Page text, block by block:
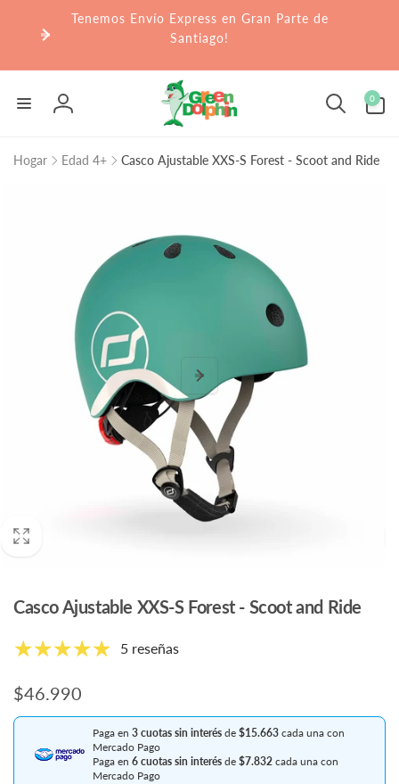
contenido
Tenemos Envío Express en Gran Parte de
Santiago!
Iniciar
0
artículos
Hogar Edad 4+ Casco Ajustable XXS-S Forest - Scoot and Ride
Casco Ajustable XXS-S Forest - Scoot and Ride
5 reseñas
Precio
habitual
$46.990
Paga en 3 cuotas sin interésde $15.663cada una con
Mercado Pago
Paga en 6 cuotas sin interésde $7.832cada una con
Mercado Pago